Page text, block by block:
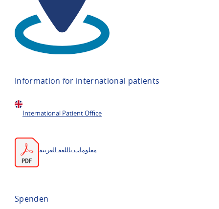
Information for international patients
International Patient Office
معلومات باللغة العربية
Spenden